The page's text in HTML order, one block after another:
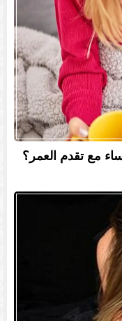
مع تقدم العمر؟